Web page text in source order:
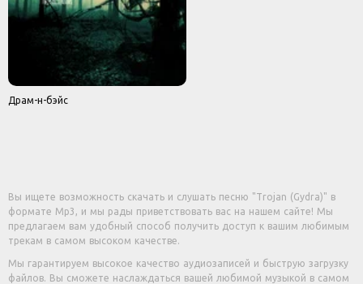
Драм-н-бэйс
Вы ищете возможность скачать и слушать песню "Trojan (Gydra)" в
формате Mp3, и мы рады приветствовать вас на нашем сайте! Мы
предлагаем вам удобный способ получить доступ к вашим любимым
трекам в самом высоком качестве.
Мы гарантируем высокое качество аудиозаписей и быструю загрузку
файлов. Вы сможете наслаждаться вашей любимой музыкой в самом